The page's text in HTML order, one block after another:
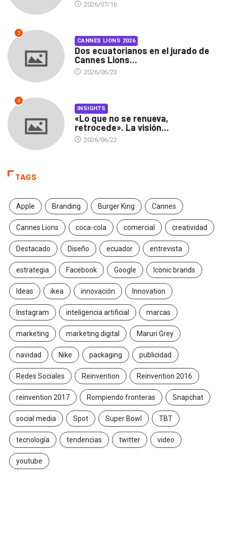
2026/07/16
3
CANNES LIONS 2026
Dos ecuatorianos en el jurado de
Cannes Lions...
2026/06/23
4
INSIGHTS
«Lo que no se renueva,
retrocede». La visión...
2026/06/22
TAGS
Apple Branding Burger King Cannes
Cannes Lions coca-cola comercial creatividad
Destacado Diseño ecuador entrevista
estrategia Facebook Google Iconic brands
Ideas ikea innovación Innovation
Instagram inteligencia artificial marcas
marketing marketing digital Maruri Grey
navidad Nike packaging publicidad
Redes Sociales Reinvention Reinvention 2016
reinvention 2017 Rompiendo fronteras Snapchat
social media Spot Super Bowl TBT
tecnología tendencias twitter video
youtube